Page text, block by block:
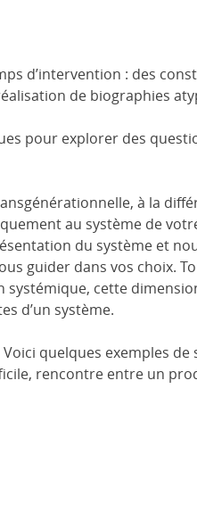
d’intervention : des
de biographies
pour explorer des
à la
au système de
du système et
guider dans vos choix.
cette
d’un système.
quelques exemples de
rencontre entre un